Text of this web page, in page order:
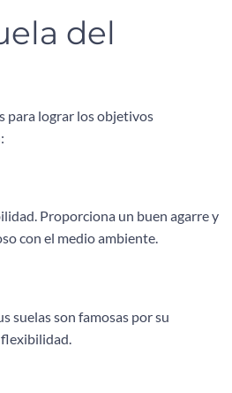
del
para lograr los objetivos
Proporciona un buen agarre y
con el medio ambiente.
suelas son famosas por su